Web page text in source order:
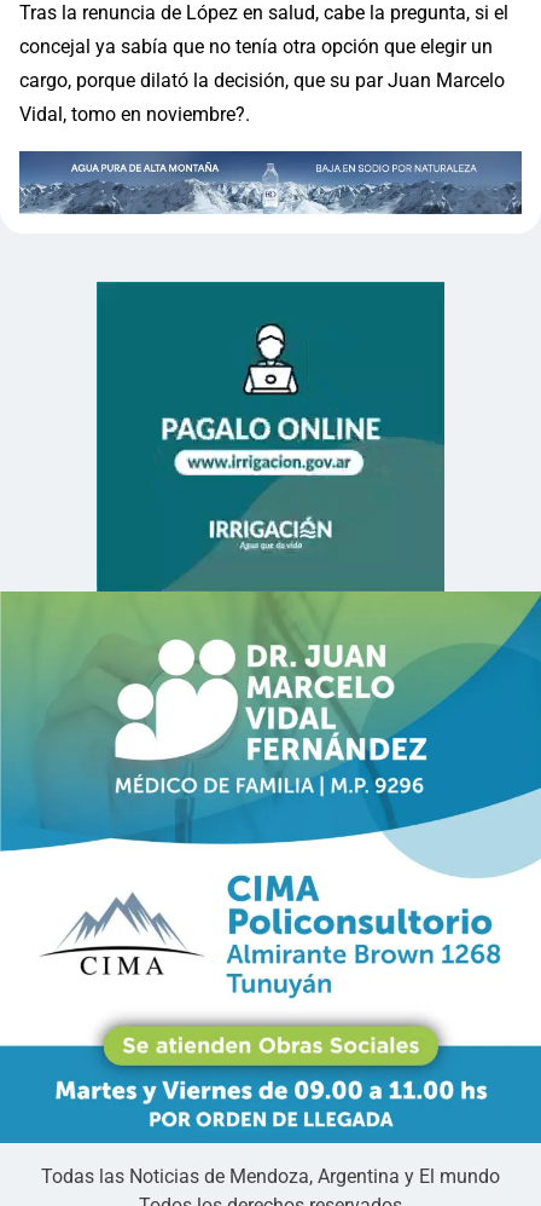
Tras la renuncia de López en salud, cabe la pregunta, si el
concejal ya sabía que no tenía otra opción que elegir un
cargo, porque dilató la decisión, que su par Juan Marcelo
Vidal, tomo en noviembre?.
Todas las Noticias de Mendoza, Argentina y El mundo